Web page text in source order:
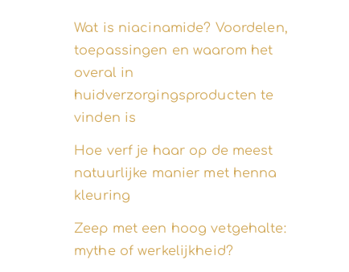
Wat is niacinamide? Voordelen,
toepassingen en waarom het
overal in
huidverzorgingsproducten te
vinden is
Hoe verf je haar op de meest
natuurlijke manier met henna
kleuring
Zeep met een hoog vetgehalte:
mythe of werkelijkheid?